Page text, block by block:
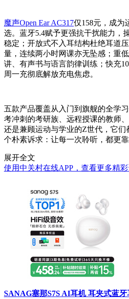
魔声Open Ear AC317仅158元，成为
选。蓝牙5.4赋予更强抗干扰能力，
稳定；开放式不入耳结构杜绝耳道
量，连续两小时网课亦无坠感；重
讲、有声书与语言韵律训练；快充
周一充彻底解放充电焦虑。
五款产品覆盖从入门到旗舰的全学
考冲刺的考研族、远程授课的教师
还是兼顾运动与学业的Z世代，它
个朴素诉求：让每一次聆听，都更靠
展开全文
使用中关村在线APP，查看更多精
SANAG塞那S7S AI耳机 耳夹式蓝